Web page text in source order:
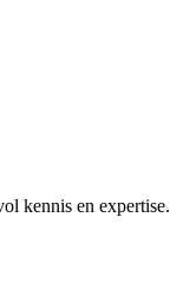
kennis en expertise.